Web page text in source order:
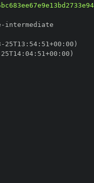
-
- 25T13 : 54: 51+00 :
25T14: 04: 51+00 :